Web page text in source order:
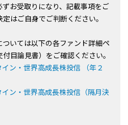
お受取りになり、記載事項をご
はご自身でご判断ください。
いては以下の各ファンド詳細ペ
目論見書）をご確認ください。
ン・世界高成長株投信 （年２
ン・世界高成長株投信（隔月決